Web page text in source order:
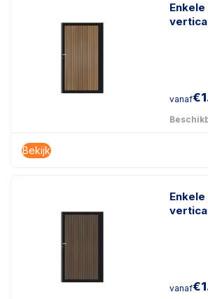
vanaf€
Bekijk
vanaf€